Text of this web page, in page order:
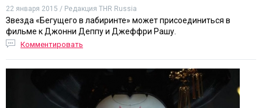
22 января 2015 / Редакция THR Russia
Звезда «Бегущего в лабиринте» может присоединиться в
фильме к Джонни Деппу и Джеффри Рашу.
Комментировать